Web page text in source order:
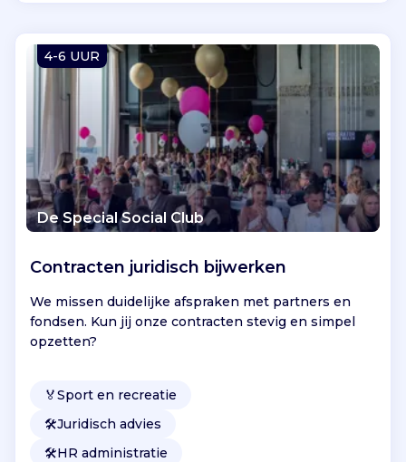
4-6 UUR
De Special Social Club
Contracten juridisch bijwerken
We missen duidelijke afspraken met partners en
fondsen. Kun jij onze contracten stevig en simpel
opzetten?
🏅Sport en recreatie
🛠️Juridisch advies
🛠️HR administratie